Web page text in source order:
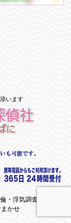
います
・浮気調査 | 埼玉県
かせ